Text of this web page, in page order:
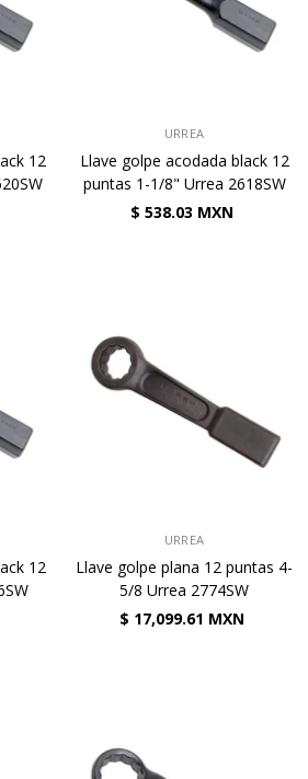
12
URREA
Llave golpe acodada black 12
puntas 1-1/8" Urrea 2618SW
$ 538.03 MXN
12
URREA
Llave golpe plana 12 puntas 4-
5/8 Urrea 2774SW
$ 17,099.61 MXN